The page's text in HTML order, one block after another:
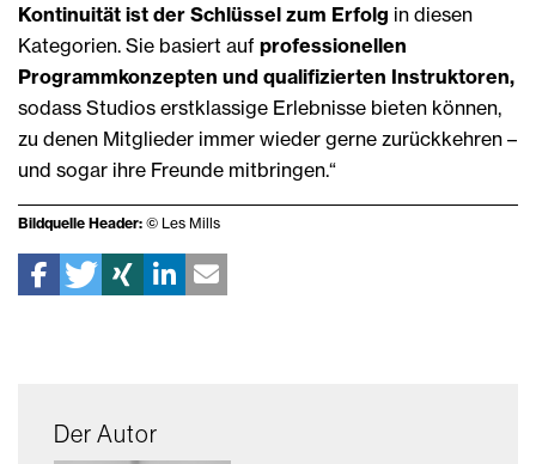
Kontinuität ist der Schlüssel zum Erfolg in diesen
Kategorien. Sie basiert auf professionellen
Programmkonzepten und qualifizierten Instruktoren,
sodass Studios erstklassige Erlebnisse bieten können,
zu denen Mitglieder immer wieder gerne zurückkehren –
und sogar ihre Freunde mitbringen.“
Bildquelle Header: © Les Mills
Der Autor